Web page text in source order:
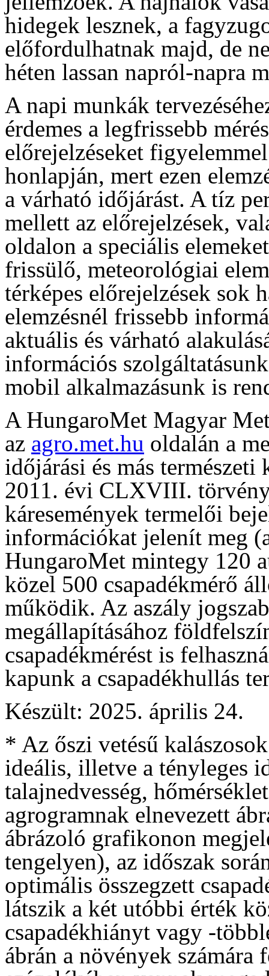
hidegek lesznek, a
előfordulhatnak majd, de
héten lassan napról-napra
A napi munkák
érdemes a legfrissebb
előrejelzéseket
honlapján, mert ezen
a várható időjárást. A tíz
mellett az előrejelzések,
oldalon a speciális
frissülő, meteorológiai
térképes előrejelzések sok
elemzésnél frissebb
aktuális és várható
információs
mobil alkalmazásunk is
A HungaroMet Magyar
az agro.met.hu oldalán a
időjárási és más
2011. évi CLXVIII.
káresemények termelői
információkat jelenít meg
HungaroMet mintegy 120
közel 500 csapadékmérő
működik. Az aszály
megállapításához
csapadékmérést is
kapunk a csapadékhullás
Készült: 2025. április 24.
* Az őszi vetésű
ideális, illetve a tényleges
talajnedvesség,
agrogramnak elnevezett
ábrázoló grafikonon
tengelyen), az időszak
optimális összegzett
látszik a két utóbbi érték
csapadékhiányt vagy -
ábrán a növények számára